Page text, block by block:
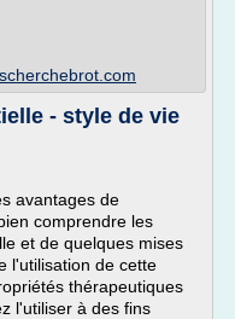
- style de vie
avantages de
comprendre les
et de quelques mises
l'utilisation de cette
thérapeutiques
l'utiliser à des fins